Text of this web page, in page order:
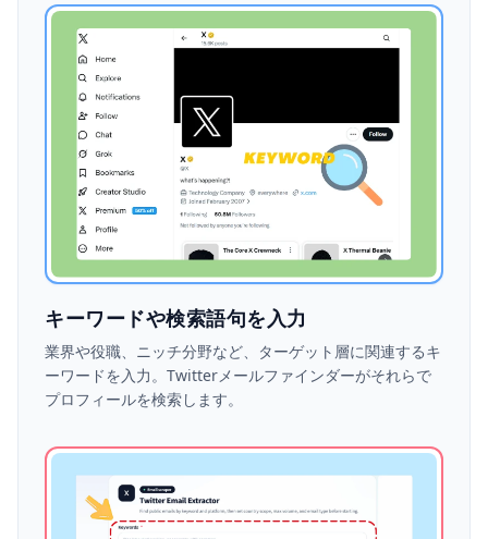
キーワードや検索語句を入力
業界や役職、ニッチ分野など、ターゲット層に関連するキ
ーワードを入力。Twitterメールファインダーがそれらで
プロフィールを検索します。